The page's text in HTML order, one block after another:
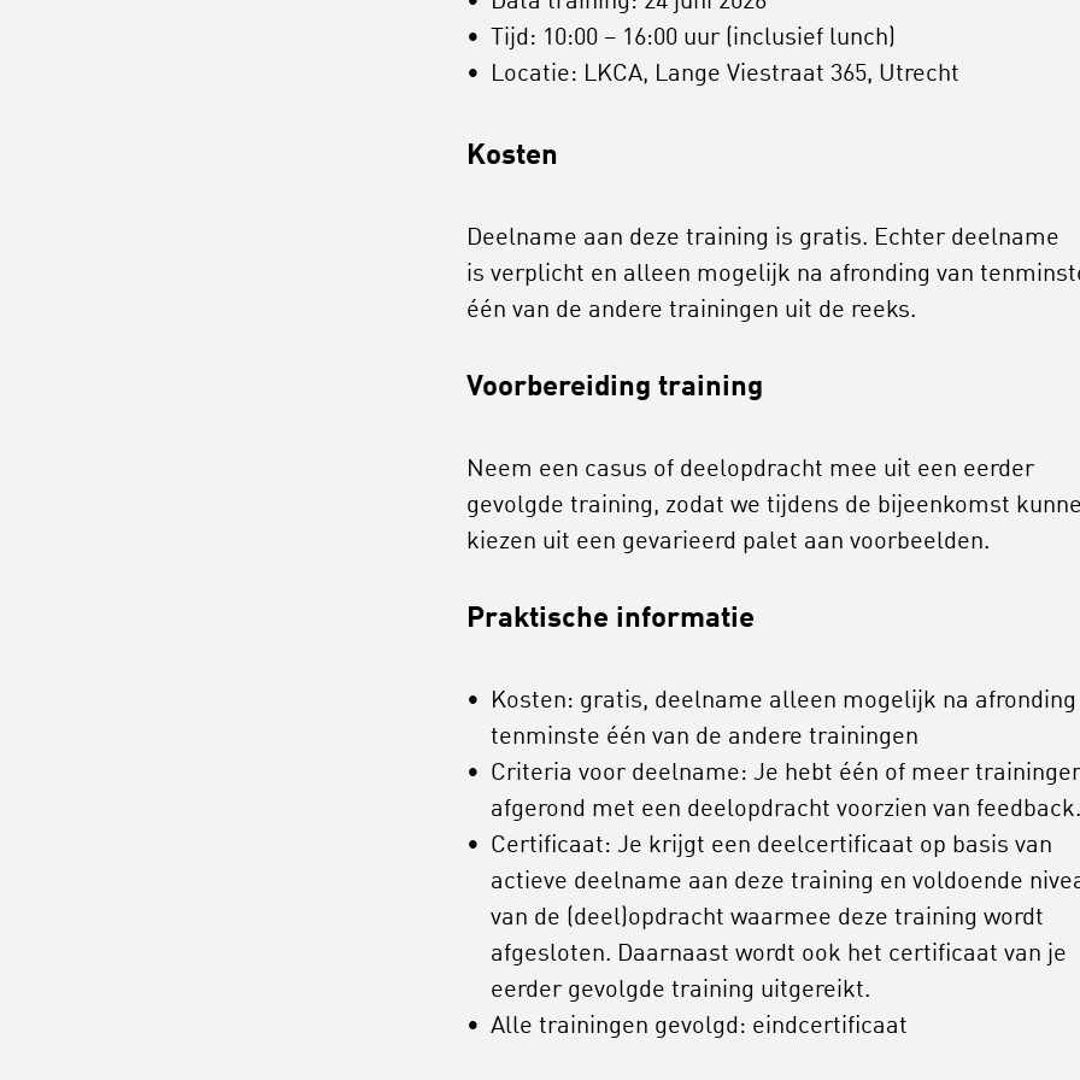
Tijd: 10:00 – 16:00 uur (inclusief lunch)
Locatie: LKCA, Lange Viestraat 365, Utrecht
Kosten
Deelname aan deze training is gratis. Echter deelname
is verplicht en alleen mogelijk na afronding van
één van de andere trainingen uit de reeks.
Voorbereiding training
Neem een casus of deelopdracht mee uit een eerder
gevolgde training, zodat we tijdens de bijeenkomst
kiezen uit een gevarieerd palet aan voorbeelden.
Praktische informatie
Kosten: gratis, deelname alleen mogelijk na afronding
tenminste één van de andere trainingen
Criteria voor deelname: Je hebt één of meer
afgerond met een deelopdracht voorzien van feedback.
Certificaat: Je krijgt een deelcertificaat op basis van
actieve deelname aan deze training en voldoende
van de (deel)opdracht waarmee deze training wordt
afgesloten. Daarnaast wordt ook het certificaat van je
eerder gevolgde training uitgereikt.
Alle trainingen gevolgd: eindcertificaat